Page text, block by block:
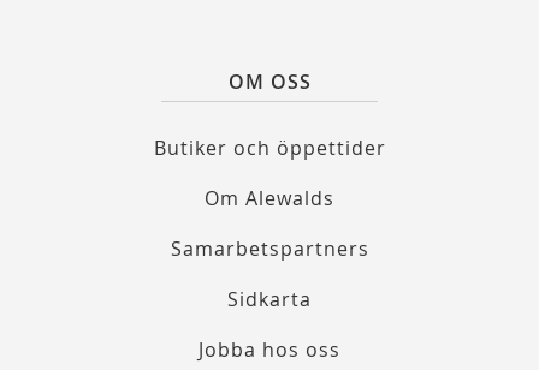
OM OSS
Butiker och öppettider
Om Alewalds
Samarbetspartners
Sidkarta
Jobba hos oss